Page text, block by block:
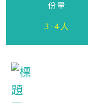
份量
3-4人